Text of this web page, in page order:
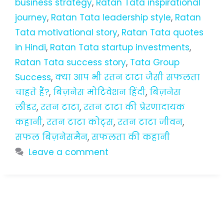
business strategy, Ratan Tata inspirational
journey, Ratan Tata leadership style, Ratan
Tata motivational story, Ratan Tata quotes
in Hindi, Ratan Tata startup investments,
Ratan Tata success story, Tata Group
Success, क्या आप भी रतन टाटा जैसी सफलता
चाहते हैं?, बिज़नेस मोटिवेशन हिंदी, बिज़नेस
लीडर, रतन टाटा, रतन टाटा की प्रेरणादायक
कहानी, रतन टाटा कोट्स, रतन टाटा जीवन,
सफल बिज़नेसमैन, सफलता की कहानी
Leave a comment